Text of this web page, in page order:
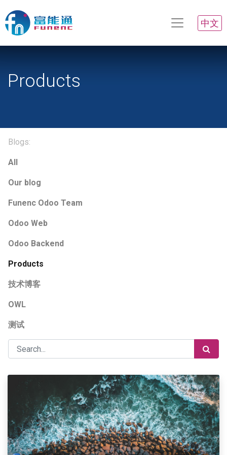
中文
Products
Blogs:
All
Our blog
Funenc Odoo Team
Odoo Web
Odoo Backend
Products
技术博客
OWL
测试